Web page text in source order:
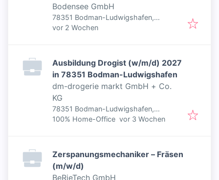
Bodensee GmbH
78351 Bodman-Ludwigshafen,
Deutschland
Veröffentlicht:
vor 2 Wochen
Ausbildung Drogist (w/m/d) 2027
in 78351 Bodman-Ludwigshafen
dm-drogerie markt GmbH + Co.
KG
78351 Bodman-Ludwigshafen,
Deutschland
100% Home-Office Veröffentlicht:
vor 3 Wochen
Zerspanungsmechaniker – Fräsen
(m/w/d)
BeRieTech GmbH